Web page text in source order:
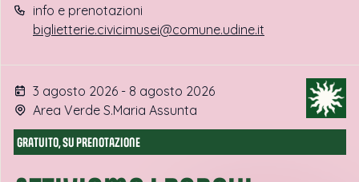
info e prenotazioni
biglietterie.civicimusei@comune.udine.it
3 agosto 2026 - 8 agosto 2026
Area Verde S.Maria Assunta
GRATUITO, SU PRENOTAZIONE